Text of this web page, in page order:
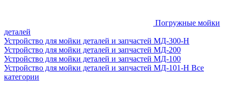
Погружные мойки
деталей
Устройство для мойки деталей и запчастей МД-300-H
Устройство для мойки деталей и запчастей МД-200
Устройство для мойки деталей и запчастей МД-100
Устройство для мойки деталей и запчастей МД-101-Н Все
категории